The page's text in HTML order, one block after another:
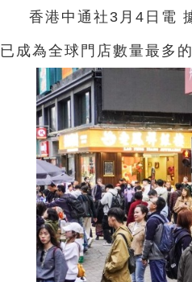
香港中通社3月4日電
已成為全球門店數量最多